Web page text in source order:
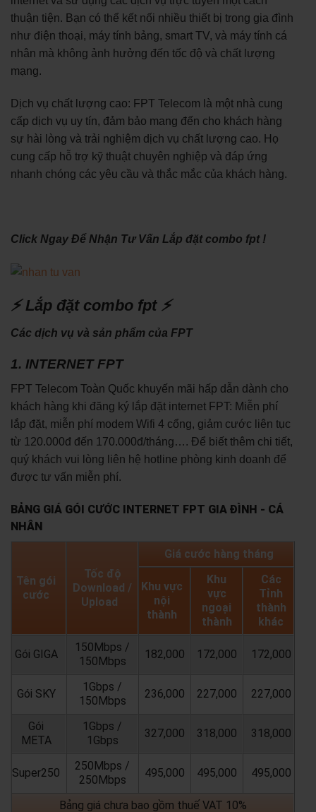
thuận tiện. Bạn có thể kết nối nhiều thiết bị trong gia đình
như điện thoại, máy tính bảng, smart TV, và máy tính cá
nhân mà không ảnh hưởng đến tốc độ và chất lượng
mạng.
Dịch vụ chất lượng cao: FPT Telecom là một nhà cung
cấp dịch vụ uy tín, đảm bảo mang đến cho khách hàng
sự hài lòng và trải nghiệm dịch vụ chất lượng cao. Họ
cung cấp hỗ trợ kỹ thuật chuyên nghiệp và đáp ứng
nhanh chóng các yêu cầu và thắc mắc của khách hàng.
Click Ngay Để Nhận Tư Vấn Lắp đặt combo fpt !
⚡ Lắp đặt combo fpt ⚡
Các dịch vụ và sản phẩm của FPT
1. INTERNET FPT
FPT Telecom Toàn Quốc khuyến mãi hấp dẫn dành cho
khách hàng khi đăng ký lắp đặt internet FPT: Miễn phí
lắp đặt, miễn phí modem Wifi 4 cổng, giảm cước liên tục
từ 120.000đ đến 170.000đ/tháng…. Để biết thêm chi tiết,
quý khách vui lòng liên hệ hotline phòng kinh doanh để
được tư vấn miễn phí.
BẢNG GIÁ GÓI CƯỚC INTERNET FPT GIA ĐÌNH - CÁ
NHÂN
Tên gói
cước
Tốc độ
Download /
Upload
Giá cước hàng tháng
Khu vực
nội
thành
Khu
vực
ngoại
thành
Các
Tỉnh
thành
khác
Gói GIGA
150Mbps /
150Mbps
182,000 172,000 172,000
Gói SKY
1Gbps /
150Mbps
236,000 227,000 227,000
Gói
META
1Gbps /
1Gbps
327,000 318,000 318,000
Super250
250Mbps /
250Mbps
495,000 495,000 495,000
Bảng giá chưa bao gồm thuế VAT 10%